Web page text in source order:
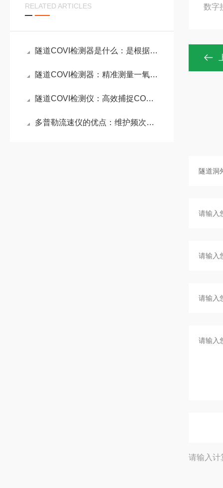
RELATED ARTICLES
隧道COVI检测器是什么：是根据透射原理在线采集VI/CO数据的隧道检测仪器
隧道COVI检测器：精准测量一氧化碳含量与视线清晰度，保障行车环境安全
隧道COVI检测仪：高效捕捉CO和能见度变化，为应急处置提供可靠数据
多普勒流速仪的优点：维护频次低且可靠性高，为流速监测工作带来极大便利
数字
请输入计